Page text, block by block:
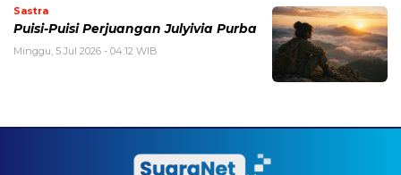
Sastra
Puisi-Puisi Perjuangan Julyivia Purba
Minggu, 5 Jul 2026 - 04:12 WIB